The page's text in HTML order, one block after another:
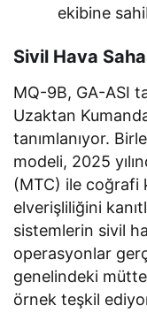
ekibine
Sivil Hava
MQ-9B, GA-ASI
Uzaktan
tanımlanıyor.
modeli, 2025
(MTC) ile coğrafi
elverişliliğini
sistemlerin sivil
operasyonlar
genelindeki
örnek teşkil